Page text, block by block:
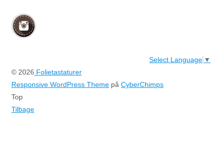
Select Language ▼
© 2026 Folietastaturer
Responsive WordPress Theme på CyberChimps
Top
Tilbage